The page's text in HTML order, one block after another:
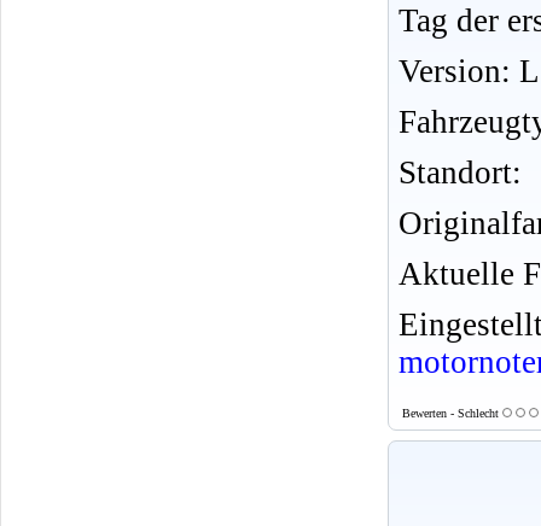
Tag der
Version:
Standort:
Aktuelle
Bewerten - Schlecht